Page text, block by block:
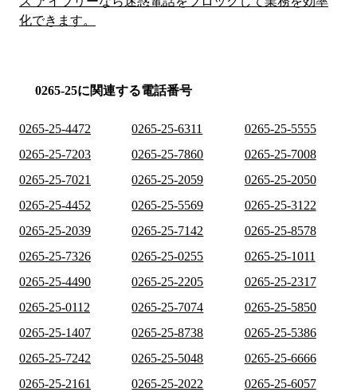
化できます。
0265-25に関連する電話番号
0265-25-4472 0265-25-6311
0265-25-5555
0265-25-7203
0265-25-7860
0265-25-7008
0265-25-7021
0265-25-2059
0265-25-2050
0265-25-4452
0265-25-5569
0265-25-3122
0265-25-2039
0265-25-7142
0265-25-8578
0265-25-7326
0265-25-0255
0265-25-1011
0265-25-4490
0265-25-2205
0265-25-2317
0265-25-0112
0265-25-7074
0265-25-5850
0265-25-1407
0265-25-8738
0265-25-5386
0265-25-7242
0265-25-5048
0265-25-6666
0265-25-2161
0265-25-2022
0265-25-6057